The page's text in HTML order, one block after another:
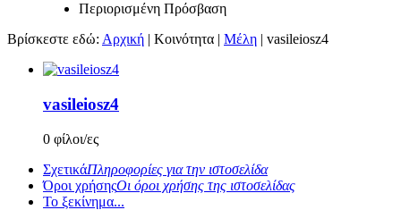
Περιορισμένη Πρόσβαση
Βρίσκεστε εδώ: Αρχική | Κοινότητα | Μέλη | vasileiosz4
vasileiosz4
0 φίλοι/ες
ΣχετικάΠληροφορίες για την ιστοσελίδα
Όροι χρήσηςΟι όροι χρήσης της ιστοσελίδας
Το ξεκίνημα...